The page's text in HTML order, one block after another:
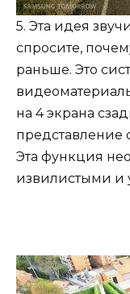
5. Эта идея
спросите,
раньше. Это
на 4 экрана
представление
Эта функция
извилистыми и